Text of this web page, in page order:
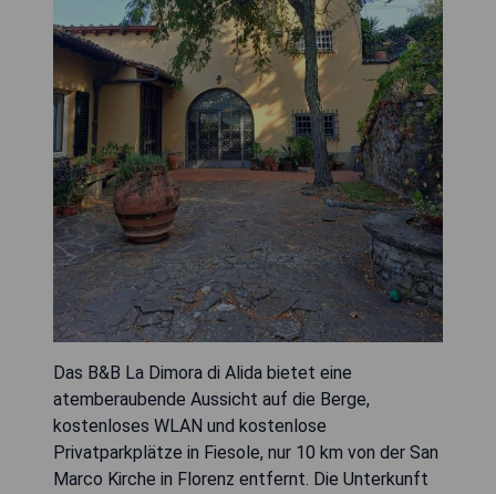
Das B&B La Dimora di Alida bietet eine
atemberaubende Aussicht auf die Berge,
kostenloses WLAN und kostenlose
Privatparkplätze in Fiesole, nur 10 km von der San
Marco Kirche in Florenz entfernt. Die Unterkunft